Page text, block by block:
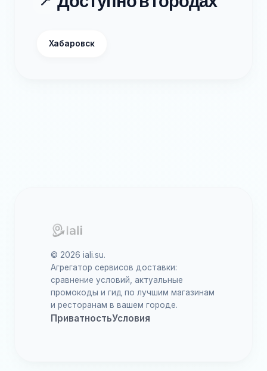
Хабаровск
© 2026 iali.su.
Агрегатор сервисов доставки:
сравнение условий, актуальные
промокоды и гид по лучшим магазинам
и ресторанам в вашем городе.
ПриватностьУсловия